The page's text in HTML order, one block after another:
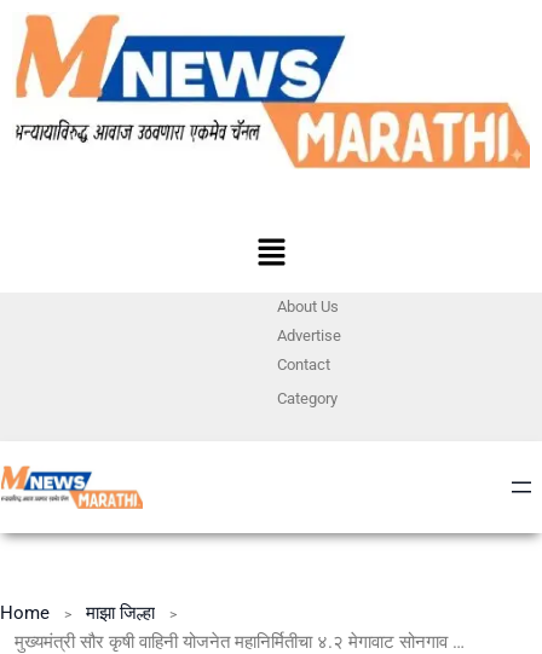
About Us
Advertise
Contact
Category
Home
माझा जिल्हा
मुख्यमंत्री सौर कृषी वाहिनी योजनेत महानिर्मितीचा ४.२ मेगावाट सोनगाव सौर ऊर्जा प्रकल्प कार्यान्वित